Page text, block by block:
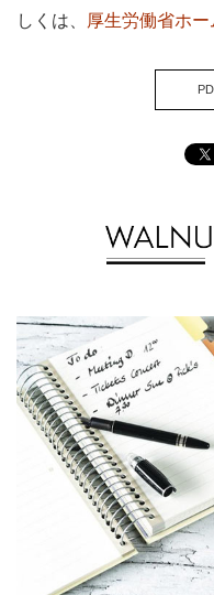
しくは、
厚生労働省ホ